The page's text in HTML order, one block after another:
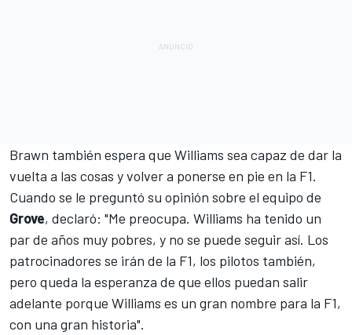
Brawn también espera que Williams sea capaz de dar la
vuelta a las cosas y volver a ponerse en pie en la F1.
Cuando se le preguntó su opinión sobre el equipo de
Grove, declaró: "Me preocupa. Williams ha tenido un
par de años muy pobres, y no se puede seguir así. Los
patrocinadores se irán de la F1, los pilotos también,
pero queda la esperanza de que ellos puedan salir
adelante porque Williams es un gran nombre para la F1,
con una gran historia".